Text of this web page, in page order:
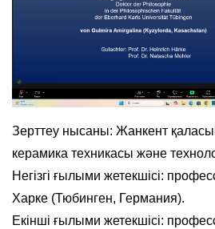
Зерттеу нысаны: Жанкент
керамика техникасы және
Негізгі ғылыми жетекшісі:
Харке (Тюбинген, Германия).
Екінші ғылыми жетекшісі: